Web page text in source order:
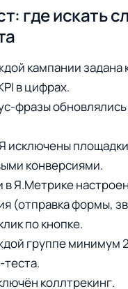
где искать
кампании задана
в цифрах.
фразы
исключены площадки
конверсиями.
в Я.Метрике
(отправка формы,
по кнопке.
группе минимум
теста.
коллтрекинг.